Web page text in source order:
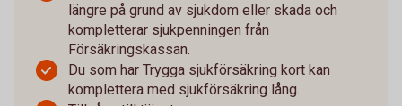
längre på grund av sjukdom eller skada och
kompletterar sjukpenningen från
Försäkringskassan.
Du som har Trygga sjukförsäkring kort kan
komplettera med sjukförsäkring lång.